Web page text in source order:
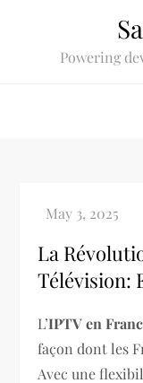
Powering
La
Télévision:
L’IPTV en
façon dont les
Avec une